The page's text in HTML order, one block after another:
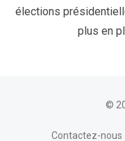
élections
plus en
©
Contactez-nous